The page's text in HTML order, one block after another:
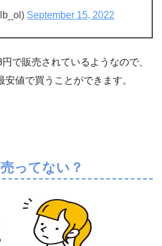
September 15, 2022
で販売されているようなので、
値で買うことができます。
ってない？